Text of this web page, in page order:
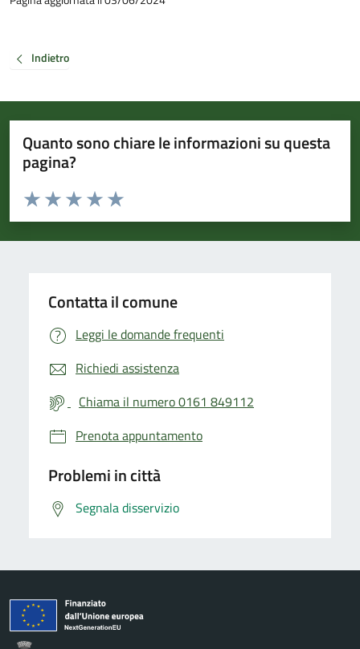
Indietro
Quanto sono chiare le informazioni su questa
pagina?
Valuta da 1 a 5 stelle la pagina
Valuta 5 stelle su 5
Valuta 4 stelle su 5
Valuta 3 stelle su 5
Valuta 2 stelle su 5
Valuta 1 stelle su 5
Contatta il comune
Leggi le domande frequenti
Richiedi assistenza
Chiama il numero 0161 849112
Prenota appuntamento
Problemi in città
Segnala disservizio